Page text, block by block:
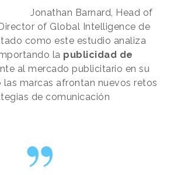
Jonathan Barnard, Head of
of Global Intelligence de
como este estudio analiza
la publicidad de
al mercado publicitario en su
marcas afrontan nuevos retos
de comunicación